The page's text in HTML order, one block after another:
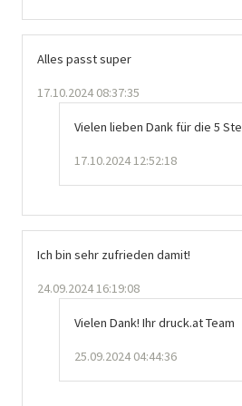
Alles passt super
17.10.2024 08:37:35
Vielen lieben Dank für die 5
17.10.2024 12:52:18
Ich bin sehr zufrieden damit!
24.09.2024 16:19:08
Vielen Dank! Ihr druck.at Team
25.09.2024 04:44:36